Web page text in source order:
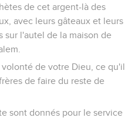
de cet argent-là des
avec leurs gâteaux et leurs
sur l'autel de la maison de
de votre Dieu, ce qu'il
de faire du reste de
sont donnés pour le service